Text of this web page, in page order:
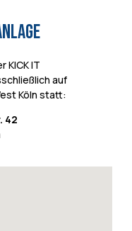
KICK IT
auf
Köln statt:
42